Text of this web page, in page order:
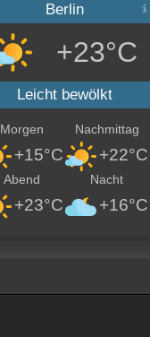
Berlin
+23°C
Leicht bewölkt
Morgen
+15°C
Nachmittag
+22°C
Abend
+23°C
Nacht
+16°C